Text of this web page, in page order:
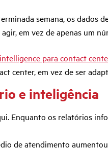
semana, os dados
em vez de apenas um
para contact
center, em vez de ser
e inteligência
Enquanto os relatórios
de atendimento